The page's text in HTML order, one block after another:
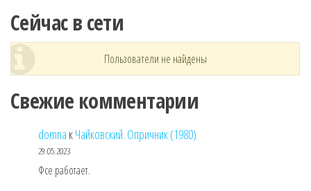
Сейчас в сети
Пользователи не найдены
Свежие комментарии
domna кЧайковский. Опричник (1980)
29.05.2023
Фсе работает.